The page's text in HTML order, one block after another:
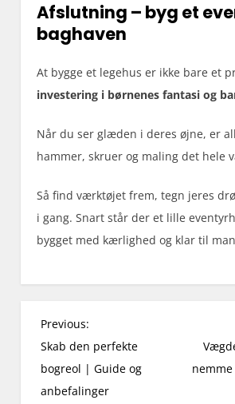
Afslutning – byg et
baghaven
At bygge et legehus er ikke bare et
investering i børnenes fantasi og
Når du ser glæden i deres øjne, er
hammer, skruer og maling det hele
Så find værktøjet frem, tegn jeres
i gang. Snart står der et lille
bygget med kærlighed og klar til
P
o
s
t
Previous:
Skab den perfekte
bogreol | Guide og
anbefalinger